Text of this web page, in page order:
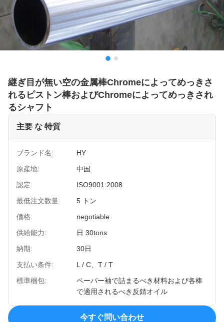
継ぎ目が無い空の金属棒Chromeによってめっきさ
れるピストン棒およびChromeによってめっきされ
るシャフト
主要 な 特質
ブランド名:
HY
原産地:
中国
認定:
ISO9001:2008
最低注文数量:
5 トン
価格:
negotiable
供給能力:
日 30tons
納期:
30日
支払い条件:
L / C、T / T
標準梱包:
ペーパー袖で詰まるべき材料および各棒
で適用されるべき反錆オイル
今すぐ問い合わせ